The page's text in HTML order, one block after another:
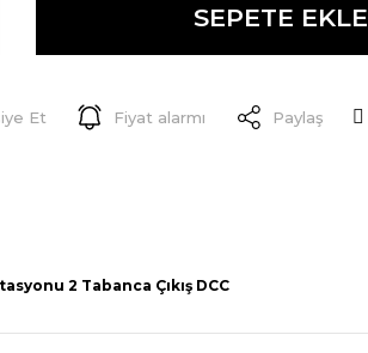
SEPETE EKLE
Et Fiyat alarmı Paylaş
2 Tabanca Çıkış DCC